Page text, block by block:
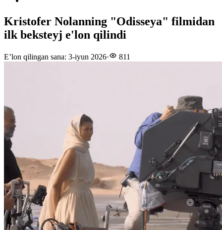
Kristofer Nolanning "Odisseya" filmidan
ilk beksteyj e'lon qilindi
E’lon qilingan sana: 3-iyun 2026· 811